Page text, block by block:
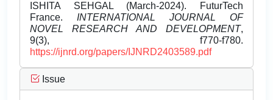
ISHITA SEHGAL (March-2024). FuturTech
France. INTERNATIONAL JOURNAL OF
NOVEL RESEARCH AND DEVELOPMENT,
9(3), f770-f780.
https://ijnrd.org/papers/IJNRD2403589.pdf
Issue